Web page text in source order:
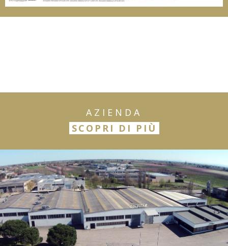
AZIENDA
SCOPRI DI PIÙ